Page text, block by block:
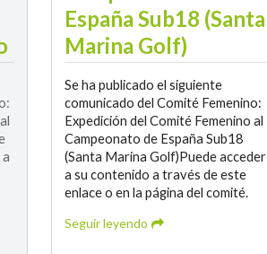
España Sub18 (Santa
Marina Golf)
Se ha publicado el siguiente
comunicado del Comité Femenino:
Expedición del Comité Femenino al
Campeonato de España Sub18
(Santa Marina Golf)Puede acceder
a su contenido a través de este
enlace o en la página del comité.
Seguir leyendo